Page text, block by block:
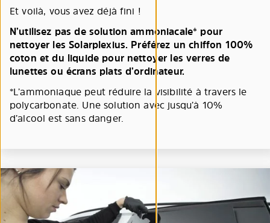
Et voilà, vous avez déjà fini !
N’utilisez pas de solution ammoniacale* pour
nettoyer les Solarplexius. Préférez un chiffon 100%
coton et du liquide pour nettoyer les verres de
lunettes ou écrans plats d’ordinateur.
*L’ammoniaque peut réduire la visibilité à travers le
polycarbonate. Une solution avec jusqu’à 10%
d’alcool est sans danger.